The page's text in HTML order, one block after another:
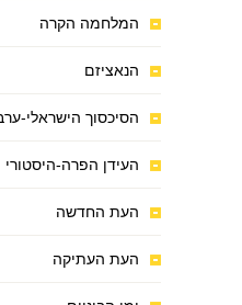
המלחמה הקרה
הנאציזם
הסיכסוך הישראלי-
העידן הפרה-היסטורי
העת החדשה
העת העתיקה